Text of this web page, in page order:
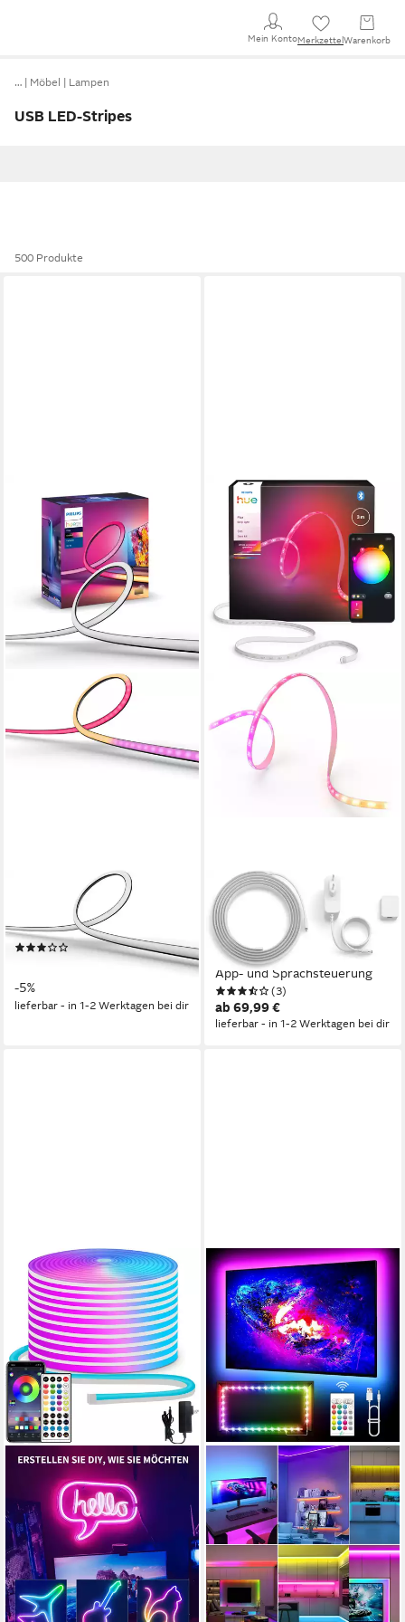
Mein KontoMerkzettel Warenkorb
… Möbel Lampen
USB LED-Stripes
500 Produkte
LED-Streifen Play Gradient
Lightstrip
(10)
209,99 €
-5%
lieferbar - in 1-2 Werktagen bei dir
PHILIPS HUE
LED-Streifen Flux Gradient
Lightstrip, Zuschneidbar,
erweiterbar, Chromasync™,
App- und Sprachsteuerung
(3)
ab 69,99 €
lieferbar - in 1-2 Werktagen bei dir